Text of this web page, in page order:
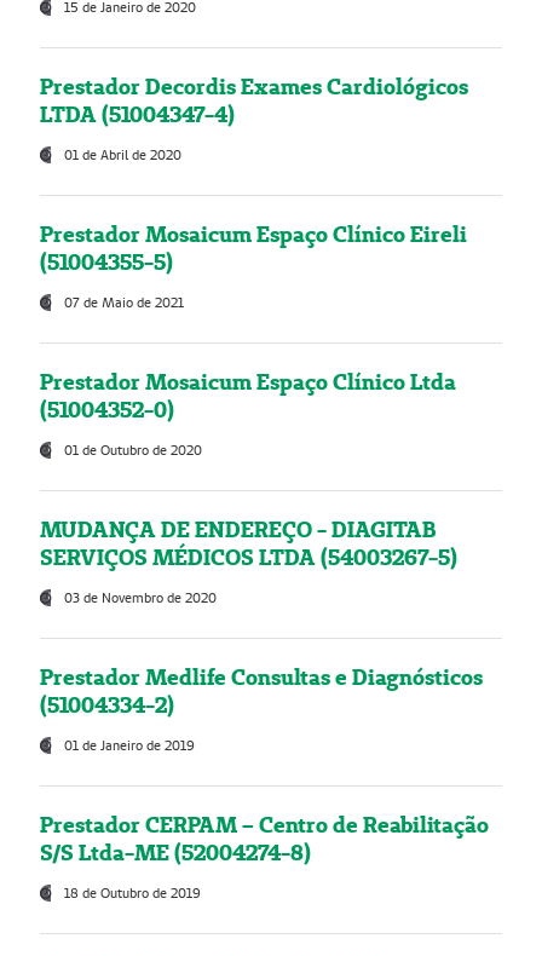
15 de Janeiro de 2020
Prestador Decordis Exames Cardiológicos
LTDA (51004347-4)
01 de Abril de 2020
Prestador Mosaicum Espaço Clínico Eireli
(51004355-5)
07 de Maio de 2021
Prestador Mosaicum Espaço Clínico Ltda
(51004352-0)
01 de Outubro de 2020
MUDANÇA DE ENDEREÇO - DIAGITAB
SERVIÇOS MÉDICOS LTDA (54003267-5)
03 de Novembro de 2020
Prestador Medlife Consultas e Diagnósticos
(51004334-2)
01 de Janeiro de 2019
Prestador CERPAM – Centro de Reabilitação
S/S Ltda-ME (52004274-8)
18 de Outubro de 2019